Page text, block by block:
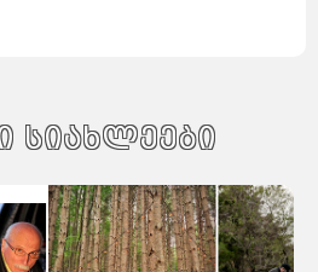
სიახლეები